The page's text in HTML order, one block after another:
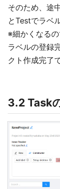
そのため、途
とTestでラベ
※細かくなる
ラベルの登録
クト作成完了
3.2 Task